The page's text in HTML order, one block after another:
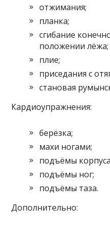
отжимания;
планка;
сгибание
положении лёжа;
плие;
приседания с
становая
Кардиоупражнения:
берёзка;
махи ногами;
подъёмы
подъёмы ног;
подъёмы таза.
Дополнительно: